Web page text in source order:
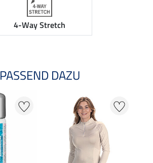
4-Way Stretch
PASSEND DAZU